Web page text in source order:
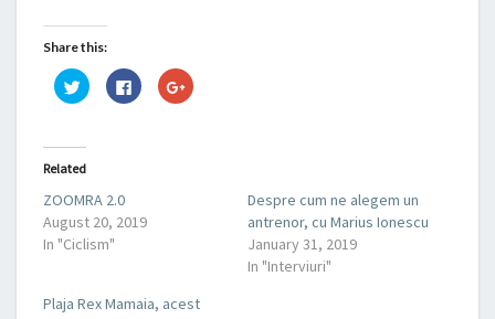
Share this:
C
l
t
o
s
a
r
e
o
n
t
C
l
r
e
e
C
l
g
Related
ZOOMRA 2.0
August 20, 2019
In "Ciclism"
Despre cum ne alegem un
antrenor, cu Marius Ionescu
January 31, 2019
In "Interviuri"
Plaja Rex Mamaia, acest